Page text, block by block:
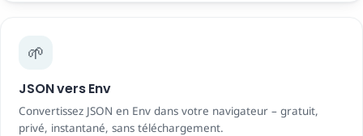
🌱
JSON vers Env
Convertissez JSON en Env dans votre navigateur – gratuit,
privé, instantané, sans téléchargement.